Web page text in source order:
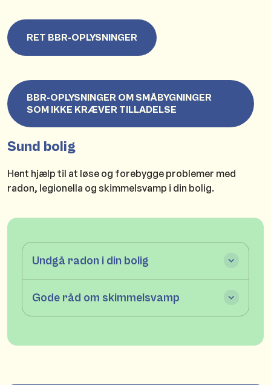
RET BBR-OPLYSNINGER
BBR-OPLYSNINGER OM SMÅBYGNINGER
SOM IKKE KRÆVER TILLADELSE
Sund bolig
Hent hjælp til at løse og forebygge problemer med
radon, legionella og skimmelsvamp i din bolig.
Undgå radon i din bolig
Gode råd om skimmelsvamp